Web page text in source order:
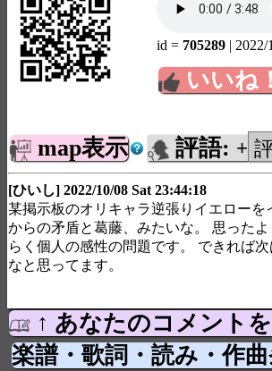
id = 705289 | 2022/
いいね！
map表示 評語: +
[ひいし] 2022/10/08 Sat 23:44:18
某掲示板のオリキャラ逆張りイエロー
からの矛盾と葛藤、みたいな。 思った
らく個人の感性の問題です。 できれば
なと思ってます。
↑ あなたのコメント
楽譜・歌詞・読み・作